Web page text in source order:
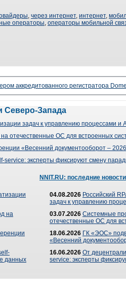
, через интернет, интернет,
операторы, операторы мобильной
аккредитованного регистратора
Северо-Запада
задач к управлению процессами и
отечественные ОС для встроенных
«Весенний документооборот –
service: эксперты фиксируют смену
на
данных
NNIT.RU: последние
04.08.2026 Российский
задач к управлению
03.07.2026 Системные
отечественные ОС для
18.06.2026 ГК «ЭОС»
«Весенний
16.06.2026 От
service: эксперты